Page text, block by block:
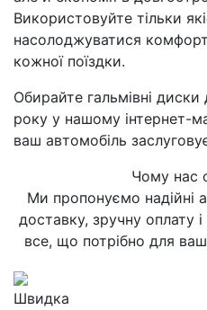
Використовуйте тільки
насолоджуватися
кожної поїздки.
Обирайте гальмівні
року у нашому інтернет-
ваш автомобіль
Чому нас
Ми пропонуємо надійні
доставку, зручну оплату
все, що потрібно для
Швидка